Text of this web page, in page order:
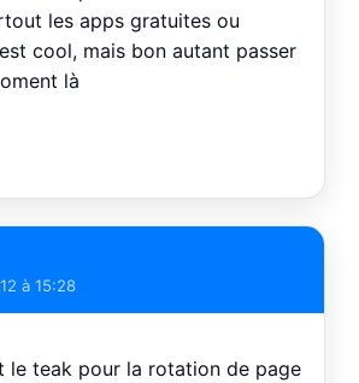
les apps gratuites ou
cool, mais bon autant passer
là
à 15:28
le teak pour la rotation de page